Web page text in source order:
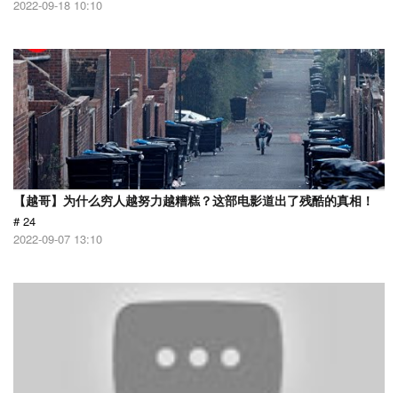
2022-09-18 10:10
【越哥】为什么穷人越努力越糟糕？这部电影道出了残酷的真相！
# 24
2022-09-07 13:10